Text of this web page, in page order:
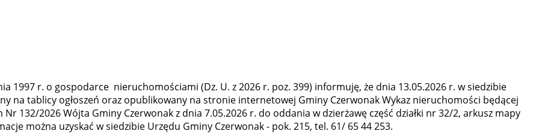
1997 r. o gospodarce nieruchomościami (Dz. U. z 2026 r. poz. 399) informuję, że dnia 13.05.2026 r. w siedzibie
na tablicy ogłoszeń oraz opublikowany na stronie internetowej Gminy Czerwonak Wykaz nieruchomości będącej
132/2026 Wójta Gminy Czerwonak z dnia 7.05.2026 r. do oddania w dzierżawę część działki nr 32/2, arkusz mapy
można uzyskać w siedzibie Urzędu Gminy Czerwonak - pok. 215, tel. 61/ 65 44 253.